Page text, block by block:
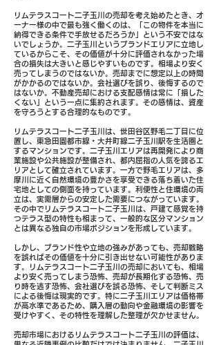
リムテラスコート二子玉川の売却を考え始めたとき、オ
ーナー様の中で最も強く働くのは、「この物件を本当に
納得できる条件で手放せるだろうか」という不安ではな
いでしょうか。二子玉川というブランドエリアに立地し
ているからこそ、その価値が十分に評価されなかった場
合の損失は大きいと感じやすいものです。相場より安く
売ってしまうのではないか。売却までに想定以上の時間
がかかるのではないか。会社選びを誤り、後悔するので
はないか。不動産売却における支配感情は常に「損した
くない」という一点に集約されます。その感情は、資産
を守ろうとする合理的なものです。
リムテラスコート二子玉川は、世田谷区野毛二丁目に位
置し、東急田園都市線・大井町線二子玉川駅を生活圏と
するマンションです。二子玉川エリアは再開発により商
業施設や公共施設が整備され、都内屈指の人気を誇るエ
リアとして確立されています。一方で野毛エリアは、多
摩川に近く自然環境の豊かさを享受できる落ち着いた住
宅地としての側面を持っています。利便性と住環境の両
立は、実需層からの安定した需要につながっています。
その中でリムテラスコート二子玉川は、戸建て感覚を持
つテラス型の特性も相まって、一般的な区分マンション
とは異なる独自の市場ポジションを形成しています。
しかし、ブランド性や立地の強みがあっても、売却戦略
を誤ればその価値を十分に引き出せない可能性がありま
す。リムテラスコート二子玉川の売却においても、相場
より安く売ってしまう恐怖、売却が長期化する恐怖、売
り時を逃す恐怖、会社選びを誤る恐怖、そして判断ミス
による後悔は現実的です。特に二子玉川エリアは価格帯
が高水準であるため、購入層の動向や金融環境の影響を
受けやすく、その特性を理解した整理が欠かせません。
売却市場におけるリムテラスコート二子玉川の評価は、